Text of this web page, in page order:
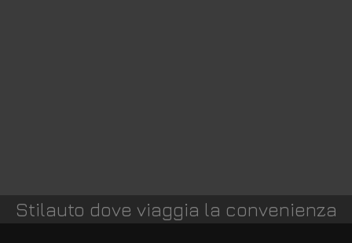
Stilauto dove viaggia la convenienza